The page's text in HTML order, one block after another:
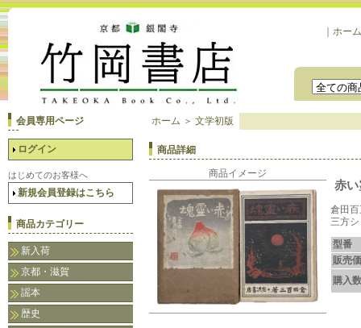
ホーム
会員専用ページ
ログイン
はじめてのお客様へ
新規会員登録はこちら
商品カテゴリー
新入荷
京都・滋賀
謡本
歴史
ホーム ＞ 文学初版
商品詳細
商品イメージ
赤い
倉田
三方
型番
販売
購入数